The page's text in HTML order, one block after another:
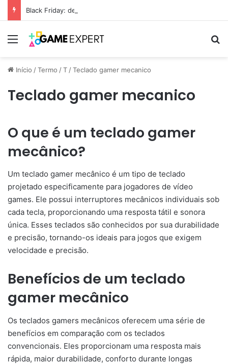
Black Friday: descontos incríveis em eletrônicos
Menu
Início /Termo /T /Teclado gamer mecanico
Teclado gamer mecanico
O que é um teclado gamer
mecânico?
Um teclado gamer mecânico é um tipo de teclado
projetado especificamente para jogadores de vídeo
games. Ele possui interruptores mecânicos individuais sob
cada tecla, proporcionando uma resposta tátil e sonora
única. Esses teclados são conhecidos por sua durabilidade
e precisão, tornando-os ideais para jogos que exigem
velocidade e precisão.
Benefícios de um teclado
gamer mecânico
Os teclados gamers mecânicos oferecem uma série de
benefícios em comparação com os teclados
convencionais. Eles proporcionam uma resposta mais
rápida, maior durabilidade, conforto durante longas